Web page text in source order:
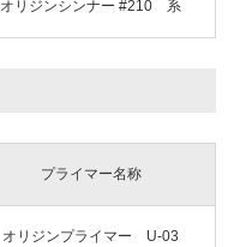
オリジンシンナー #210 系
プライマー名称
オリジンプライマー U-03